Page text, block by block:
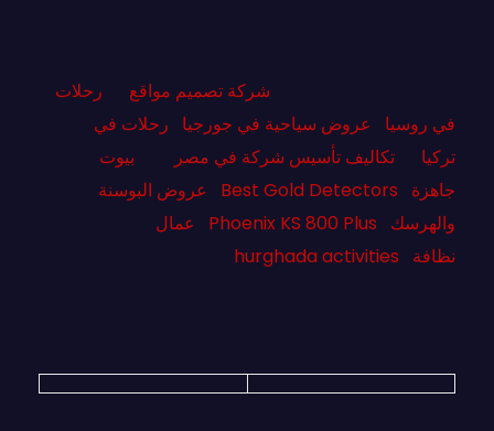
شركة تصميم مواقع
رحلات
في روسيا
عروض سياحية في جورجيا
رحلات في
تركيا
تكاليف تأسيس شركة في مصر
بيوت
جاهزة
Best Gold Detectors
عروض البوسنة
والهرسك
Phoenix KS 800 Plus
عمال
نظافة
hurghada activities